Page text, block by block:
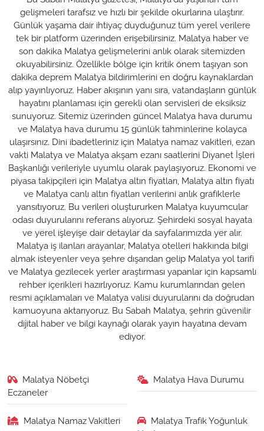
gelişmeleri tarafsız ve hızlı bir şekilde okurlarına ulaştırır.
Günlük yaşama dair ihtiyaç duyduğunuz tüm yerel verilere
tek bir platform üzerinden erişebilirsiniz. Malatya haber ve
son dakika Malatya gelişmelerini anlık olarak sitemizden
okuyabilirsiniz. Özellikle bölge için kritik önem taşıyan son
dakika deprem Malatya bildirimlerini en doğru kaynaklardan
alıp yayınlıyoruz. Haber akışının yanı sıra, vatandaşların günlük
hayatını planlaması için gerekli olan servisleri de eksiksiz
sunuyoruz. Sitemiz üzerinden güncel Malatya hava durumu
ve Malatya hava durumu 15 günlük tahminlerine kolayca
ulaşırsınız. Dini ibadetleriniz için Malatya namaz vakitleri, ezan
vakti Malatya ve Malatya akşam ezanı saatlerini Diyanet İşleri
Başkanlığı verileriyle uyumlu olarak paylaşıyoruz. Ekonomi ve
piyasa takipçileri için Malatya altın fiyatları, Malatya altın fiyatı
ve Malatya canlı altın fiyatları verilerini anlık grafiklerle
yansıtıyoruz. Bu verileri oluştururken Malatya kuyumcular
odası duyurularını referans alıyoruz. Şehirdeki sosyal hayata
ve yerel işleyişe dair detaylar da sayfalarımızda yer alır.
Malatya iş ilanları arayanlar, Malatya otelleri hakkında bilgi
almak isteyenler veya şehre dışarıdan gelip Malatya yol tarifi
ve Malatya gezilecek yerler araştırması yapanlar için kapsamlı
rehber içerikleri hazırlıyoruz. Kamu kurumlarından gelen
resmi açıklamaları ve Malatya valisi duyurularını da doğrudan
kamuoyuna aktarıyoruz. Bu Sabah Malatya, şehrin güvenilir
dijital haber ve bilgi kaynağı olarak yayın hayatına devam
ediyor.
Malatya Nöbetçi
Eczaneler
Malatya Hava Durumu
Malatya Namaz Vakitleri
Malatya Trafik Yoğunluk